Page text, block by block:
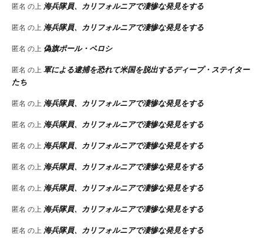
匿名 の上 海兵隊員、カリフォルニアで凄惨な発見をする
匿名 の上 海兵隊員、カリフォルニアで凄惨な発見をする
匿名 の上 偽旗ポール・ペロシ
匿名 の上軍による逮捕を恐れて米国を脱出するディープ・ステイター
たち
匿名 の上 海兵隊員、カリフォルニアで凄惨な発見をする
匿名 の上 海兵隊員、カリフォルニアで凄惨な発見をする
匿名 の上 海兵隊員、カリフォルニアで凄惨な発見をする
匿名 の上 海兵隊員、カリフォルニアで凄惨な発見をする
匿名 の上 海兵隊員、カリフォルニアで凄惨な発見をする
匿名 の上 海兵隊員、カリフォルニアで凄惨な発見をする
匿名 の上 海兵隊員、カリフォルニアで凄惨な発見をする